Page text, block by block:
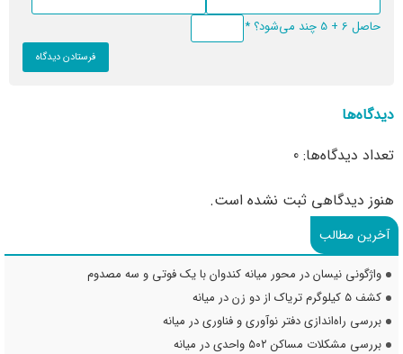
حاصل 6 + 5 چند می‌شود؟ *
دیدگاه‌ها
تعداد دیدگاه‌ها: 0
هنوز دیدگاهی ثبت نشده است.
آخرین مطالب
واژگونی نیسان در محور میانه کندوان با یک فوتی و سه مصدوم
کشف ۵ کیلوگرم تریاک از دو زن در میانه
بررسی راه‌اندازی دفتر نوآوری و فناوری در میانه
بررسی مشکلات مساکن ۵۰۲ واحدی در میانه